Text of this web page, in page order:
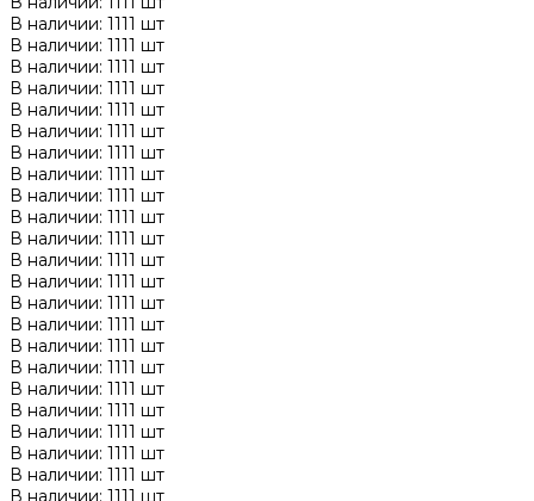
В наличии: 1111 шт
В наличии: 1111 шт
В наличии: 1111 шт
В наличии: 1111 шт
В наличии: 1111 шт
В наличии: 1111 шт
В наличии: 1111 шт
В наличии: 1111 шт
В наличии: 1111 шт
В наличии: 1111 шт
В наличии: 1111 шт
В наличии: 1111 шт
В наличии: 1111 шт
В наличии: 1111 шт
В наличии: 1111 шт
В наличии: 1111 шт
В наличии: 1111 шт
В наличии: 1111 шт
В наличии: 1111 шт
В наличии: 1111 шт
В наличии: 1111 шт
В наличии: 1111 шт
В наличии: 1111 шт